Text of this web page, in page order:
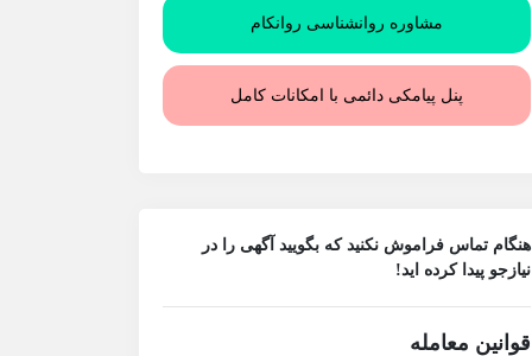
مشاوره روانشناسی روانکام
پنل پیامکی دائمی با امکانات کامل
هنگام تماس فراموش نکنید که بگویید آگهی را در
نیازجو پیدا کرده اید!
قوانین معامله